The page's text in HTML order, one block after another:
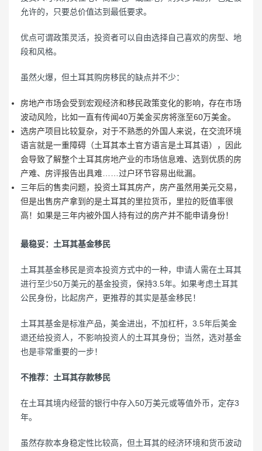
允许的，只要总价值达到最低要求。
优点可谓政策灵活，投资者可以自由选择自己喜欢的房型、地
段和风格。
虽然火爆，但土耳其购房移民的缺点并不少：
房地产市场会受到宏观经济和移民政策变化的影响，存在市场
波动风险，比如一直有传闻40万美金买房将涨至60万美金。
选房产项目比较复杂，对于不熟悉的外国人来说，在交流环境
语言就是一重障碍（土耳其本土官方语言是土耳其语），因此
会导致了解整个土耳其房地产业的市场信息难、选到优质的房
产难、房评报告出具难……过户环节容易出纰漏。
三年后的售卖问题，投资土耳其房产，房产虽然用美元交易，
但是出售房产拿到的是土耳其的里拉货币，里拉的贬值率很
高！如果是三年内被外国人持有过的房产并不能申请身份！
最稳妥：土耳其基金移民
土耳其基金移民是资本投资方式中的一种，申请人需在土耳其
进行至少50万美元的基金投资，保持3.5年。如果考虑土耳其
公民身份，比起房产，更推荐的其实是基金移民！
土耳其基金是标准产品，美金进出，不加杠杆，3.5年后美金
退还给投资人，不影响投资人的土耳其身份；当然，选对基金
也是非常重要的一步！
不推荐：土耳其存款移民
在土耳其境内经营的银行中存入50万美元或等值外币，定存3
年。
虽然存款本身稳定性比较高，但土耳其的经济环境和货币波动